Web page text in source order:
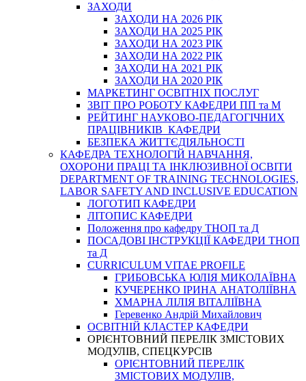
ЗАХОДИ
ЗАХОДИ НА 2026 РІК
ЗАХОДИ НА 2025 РІК
ЗАХОДИ НА 2023 РІК
ЗАХОДИ НА 2022 РІК
ЗАХОДИ НА 2021 РІК
ЗАХОДИ НА 2020 РІК
МАРКЕТИНГ ОСВІТНІХ ПОСЛУГ
3BIT ПРО РОБОТУ КАФЕДРИ ПП та М
РЕЙТИНГ НАУКОВО-ПЕДАГОГІЧНИХ
ПРАЦІВНИКІВ КАФЕДРИ
БЕЗПЕКА ЖИТТЄДІЯЛЬНОСТІ
КАФЕДРА ТЕХНОЛОГІЙ НАВЧАННЯ,
ОХОРОНИ ПРАЦІ ТА ІНКЛЮЗИВНОЇ ОСВІТИ
DEPARTMENT OF TRAINING TECHNOLOGIES,
LABOR SAFETY AND INCLUSIVE EDUCATION
ЛОГОТИП КАФЕДРИ
ЛІТОПИС КАФЕДРИ
Положення про кафедру ТНОП та Д
ПОСАДОВІ ІНСТРУКЦІЇ КАФЕДРИ ТНОП
та Д
CURRICULUM VITAE PROFILE
ГРИБОВСЬКА ЮЛІЯ МИКОЛАЇВНА
КУЧЕРЕНКО ІРИНА АНАТОЛІЇВНА
ХМАРНА ЛІЛІЯ ВІТАЛІЇВНА
Геревенко Андрій Михайлович
ОСВІТНІЙ КЛАСТЕР КАФЕДРИ
ОРІЄНТОВНИЙ ПЕРЕЛІК ЗМІСТОВИХ
МОДУЛІВ, СПЕЦКУРСІВ
ОРІЄНТОВНИЙ ПЕРЕЛІК
ЗМІСТОВИХ МОДУЛІВ,